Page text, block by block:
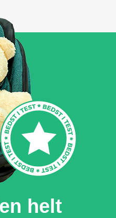
helt